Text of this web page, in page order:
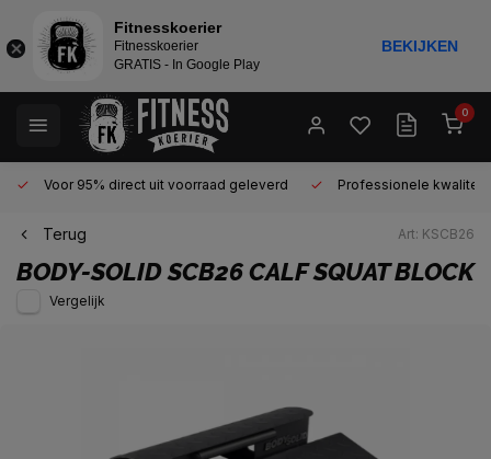
0
Voor 95% direct uit voorraad geleverd Professionele kwaliteit
Terug Art: KSCB26
BODY-SOLIDSCB26 CALF SQUAT BLOCK
Vergelijk
Fitnesskoerier
Fitnesskoerier
GRATIS - In Google Play
BEKIJKEN